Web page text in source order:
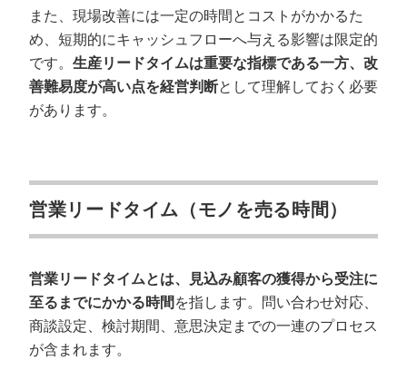
また、現場改善には一定の時間とコストがかかるた
め、短期的にキャッシュフローへ与える影響は限定的
です。 生産リードタイムは重要な指標である一方、改
善難易度が高い点を経営判断として理解しておく必要
があります。
営業リードタイム（モノを売る時間）
営業リードタイムとは、見込み顧客の獲得から受注に
至るまでにかかる時間 を指します。問い合わせ対応、
商談設定、検討期間、意思決定までの一連のプロセス
が含まれます。